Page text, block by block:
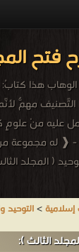
هذا
مهمٌّ
عليه منْ علومٍ
مجموعة من
( المجلد
>التوحيد
الثالث ):